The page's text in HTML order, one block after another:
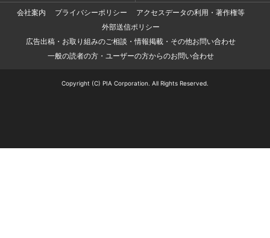
会社案内
プライバシーポリシー
アクセスデータの利用・著作権等
外部送信ポリシー
広告出稿・お取り組みのご相談・情報掲載・その他お問い合わせ
一般の読者の方・ユーザーの方からのお問い合わせ
Copyright (C) PIA Corporation. All Rights Reserved.